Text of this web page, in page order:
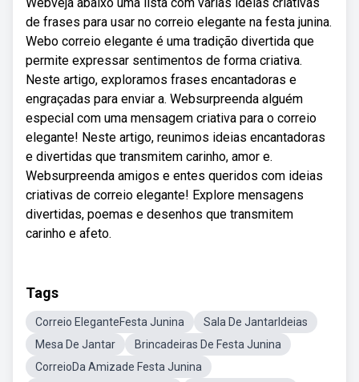
de frases para usar no correio elegante na festa junina.
Webo correio elegante é uma tradição divertida que
permite expressar sentimentos de forma criativa.
Neste artigo, exploramos frases encantadoras e
engraçadas para enviar a. Websurpreenda alguém
especial com uma mensagem criativa para o correio
elegante! Neste artigo, reunimos ideias encantadoras
e divertidas que transmitem carinho, amor e.
Websurpreenda amigos e entes queridos com ideias
criativas de correio elegante! Explore mensagens
divertidas, poemas e desenhos que transmitem
carinho e afeto.
Tags
Correio EleganteFesta Junina
Sala De JantarIdeias
Mesa De Jantar
Brincadeiras De Festa Junina
CorreioDa Amizade Festa Junina